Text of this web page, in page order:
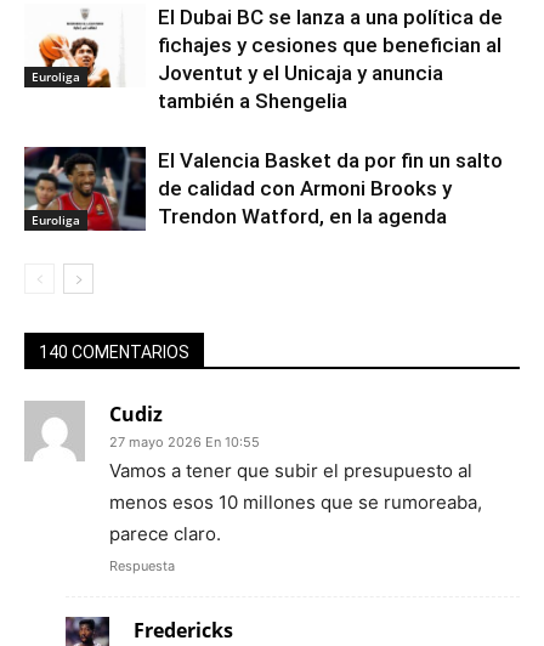
Euroliga
El Dubai BC se lanza a una política de
fichajes y cesiones que benefician al
Joventut y el Unicaja y anuncia
también a Shengelia
Euroliga
El Valencia Basket da por fin un salto
de calidad con Armoni Brooks y
Trendon Watford, en la agenda
140 COMENTARIOS
Cudiz
27 mayo 2026 En 10:55
Vamos a tener que subir el presupuesto al
menos esos 10 millones que se rumoreaba,
parece claro.
Respuesta
Fredericks